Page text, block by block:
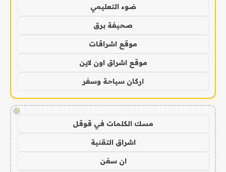
ضوء التعليمي
صحيفة برق
موقع اشراقات
موقع اشراق اون لاين
اركان سياحة وسفر
!
مسك الكلمات في قوقل
اشراق التقنية
ان سفن